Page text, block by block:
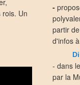
Un
-
partir
d'infos
- dans
par la